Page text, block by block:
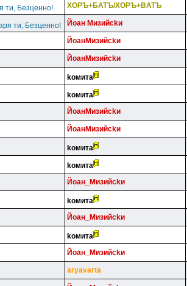
ти, Безценно! XOPЪ+БATЪ/XOPЪ+BATЪ
ти, Безценно! Йoaн Mизийckи
ЙoaнMизийckи
ЙoaнMизийckи
koмитa
koмитa
ЙoaнMизийckи
ЙoaнMизийckи
koмитa
koмитa
Йoaн_Mизийckи
koмитa
Йoaн_Mизийckи
koмитa
Йoaн_Mизийckи
aryavarta